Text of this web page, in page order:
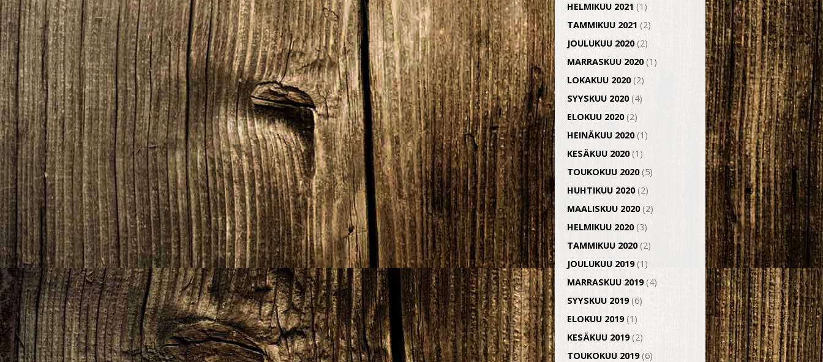
HELMIKUU 2021 (1)
TAMMIKUU 2021 (2)
JOULUKUU 2020(2)
MARRASKUU 2020(1)
LOKAKUU 2020(2)
SYYSKUU 2020(4)
ELOKUU 2020(2)
HEINÄKUU 2020(1)
KESÄKUU 2020(1)
TOUKOKUU 2020(5)
HUHTIKUU 2020(2)
MAALISKUU 2020(2)
HELMIKUU 2020(3)
TAMMIKUU 2020(2)
JOULUKUU 2019(1)
MARRASKUU 2019(4)
SYYSKUU 2019(6)
ELOKUU 2019(1)
KESÄKUU 2019(2)
TOUKOKUU 2019(6)